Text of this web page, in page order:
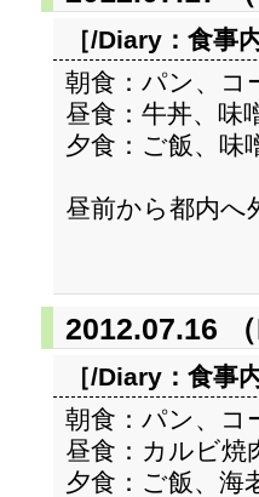
［/Diary： 食事
朝食：パン、コ
昼食：牛丼、味
夕食：ご飯、味
昼前から都内へ
2012.07.16 （
［/Diary： 食事
朝食：パン、コ
昼食：カルビ焼
夕食：ご飯、海